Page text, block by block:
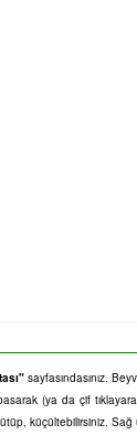
sayfasındasınız.
(ya da çif
küçültebilirsiniz.